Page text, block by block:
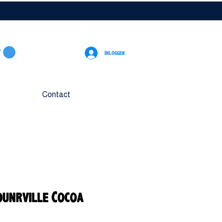
Inloggen
Contact
Cocoa